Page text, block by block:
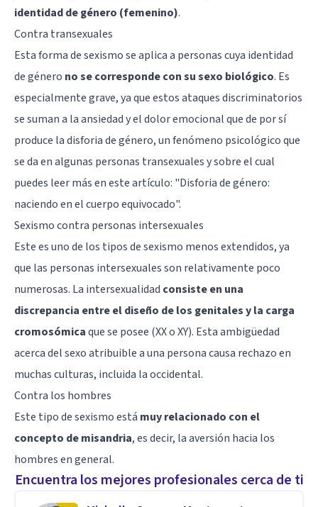
identidad de género (femenino).
Contra transexuales
Esta forma de sexismo se aplica a personas cuya identidad
de género no se corresponde con su sexo biológico. Es
especialmente grave, ya que estos ataques discriminatorios
se suman a la ansiedad y el dolor emocional que de por sí
produce la disforia de género, un fenómeno psicológico que
se da en algunas personas transexuales y sobre el cual
puedes leer más en este artículo: "Disforia de género:
naciendo en el cuerpo equivocado".
Sexismo contra personas intersexuales
Este es uno de los tipos de sexismo menos extendidos, ya
que las personas intersexuales son relativamente poco
numerosas. La intersexualidad consiste en una
discrepancia entre el diseño de los genitales y la carga
cromosómicaque se posee (XX o XY). Esta ambigüedad
acerca del sexo atribuible a una persona causa rechazo en
muchas culturas, incluida la occidental.
Contra los hombres
Este tipo de sexismo está muy relacionado con el
concepto de misandria, es decir, la aversión hacia los
hombres en general.
Encuentra los mejores profesionales cerca de ti